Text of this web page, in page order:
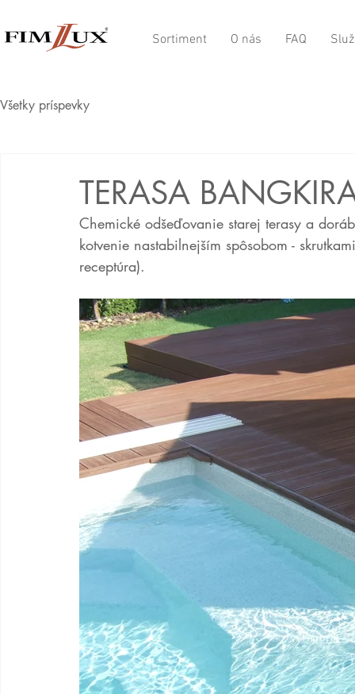
Sortiment O nás FAQ
Všetky príspevky
TERASA
Chemické odšeďovanie starej terasy a
kotvenie nastabilnejším spôsobom -
receptúra).